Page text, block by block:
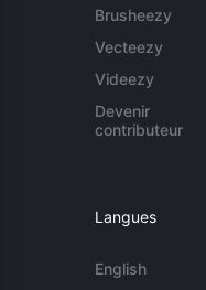
Brusheezy
Vecteezy
Videezy
Devenir
contributeur
Langues
English